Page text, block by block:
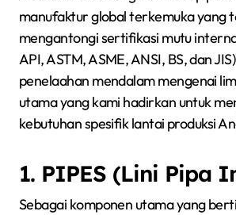
manufaktur global terkemuka yang
mengantongi sertifikasi mutu
API, ASTM, ASME, ANSI, BS, dan
penelaahan mendalam mengenai
utama yang kami hadirkan untuk
kebutuhan spesifik lantai produksi
1. PIPES (Lini Pipa
Sebagai komponen utama yang